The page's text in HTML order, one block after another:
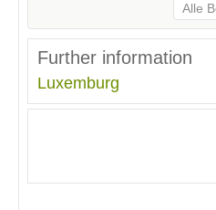
Alle
Further information
Luxemburg